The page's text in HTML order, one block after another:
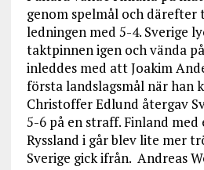
genom spelmål och därefter
ledningen med 5-4. Sverige
taktpinnen igen och vända
inleddes med att Joakim
första landslagsmål när han
Christoffer Edlund återgav
5-6 på en straff. Finland
Ryssland i går blev lite mer
Sverige gick ifrån. Andreas